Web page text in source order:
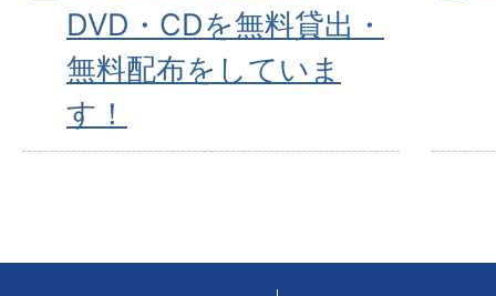
DVD・CDを無料貸出・
無料配布をしていま
す！